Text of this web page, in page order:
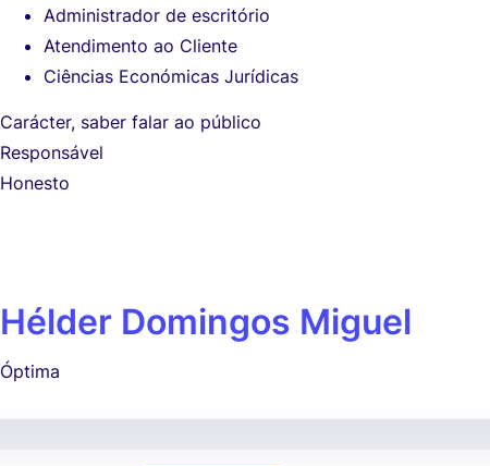
Administrador de escritório
Atendimento ao Cliente
Ciências Económicas Jurídicas
Carácter, saber falar ao público
Responsável
Honesto
Hélder Domingos Miguel
Óptima